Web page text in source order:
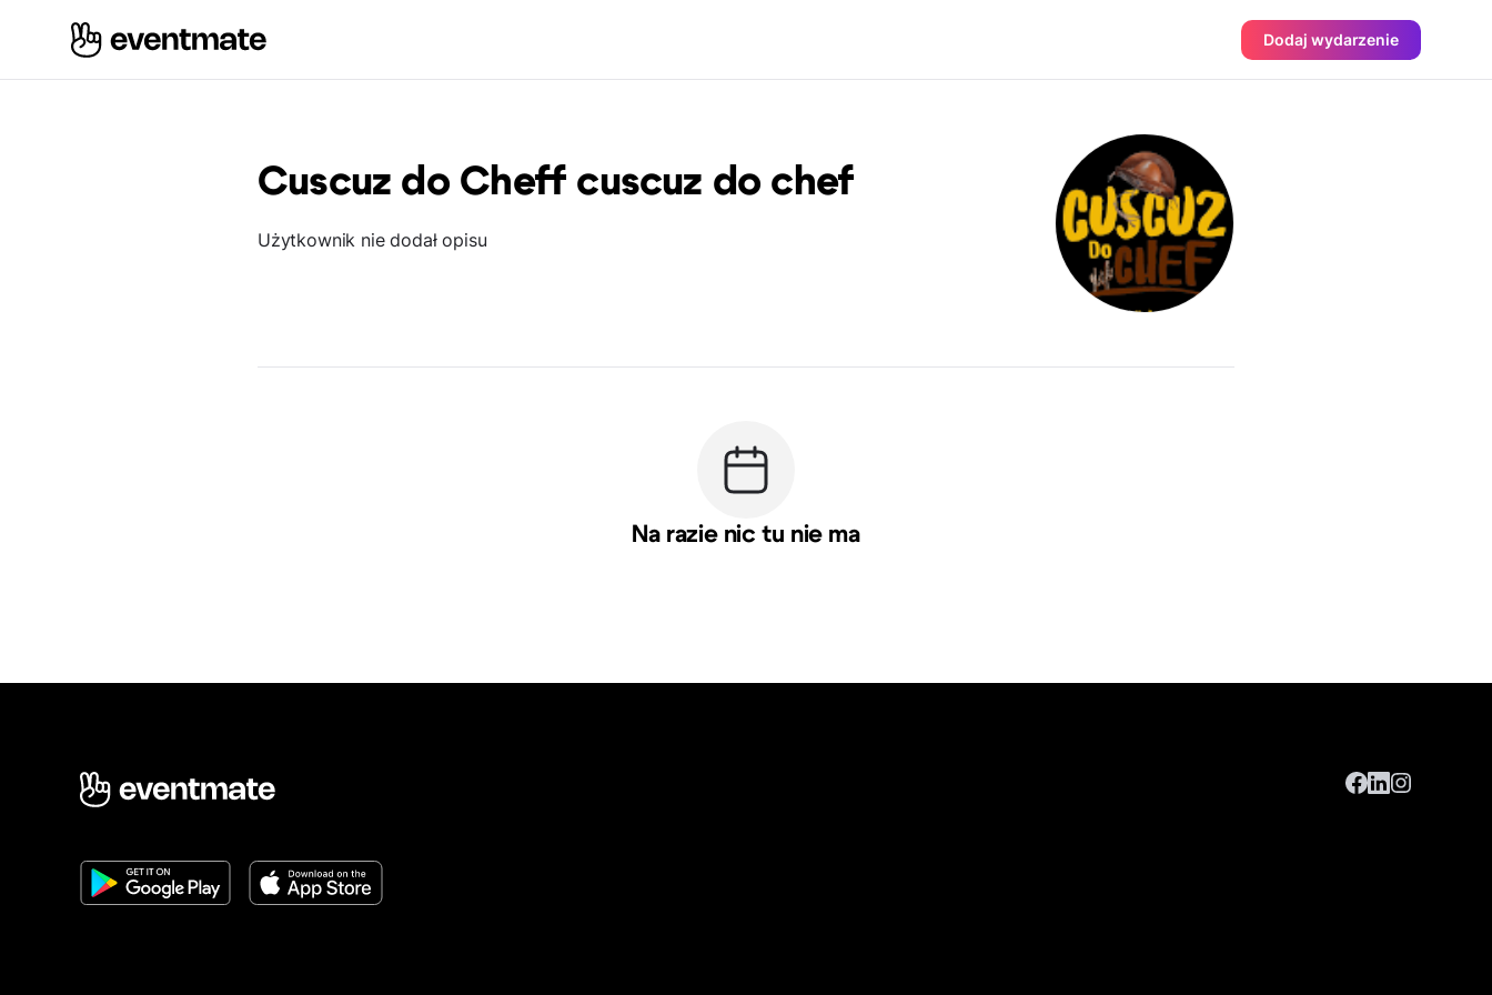
Dodaj wydarzenie
Cuscuz do Cheff cuscuz do chef
Użytkownik nie dodał opisu
Na razie nic tu nie ma